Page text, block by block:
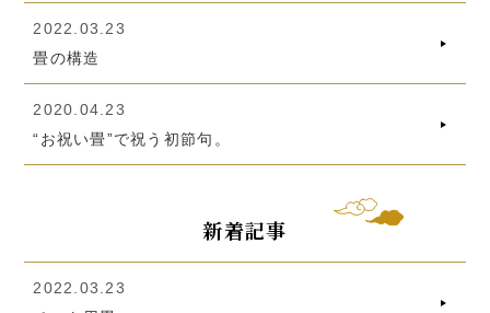
2022.03.23
畳の構造
2020.04.23
“お祝い畳”で祝う初節句。
新着記事
2022.03.23